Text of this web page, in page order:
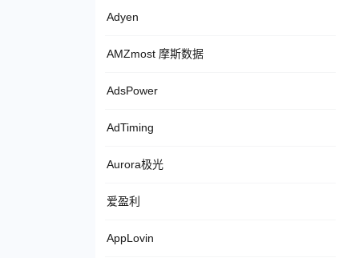
Adyen
AMZmost 摩斯数据
AdsPower
AdTiming
Aurora极光
爱盈利
AppLovin